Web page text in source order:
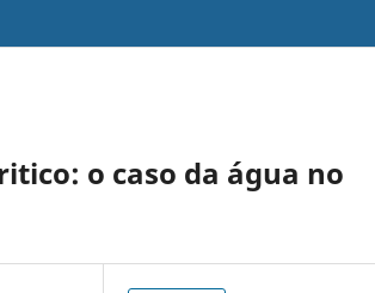
o caso da água no